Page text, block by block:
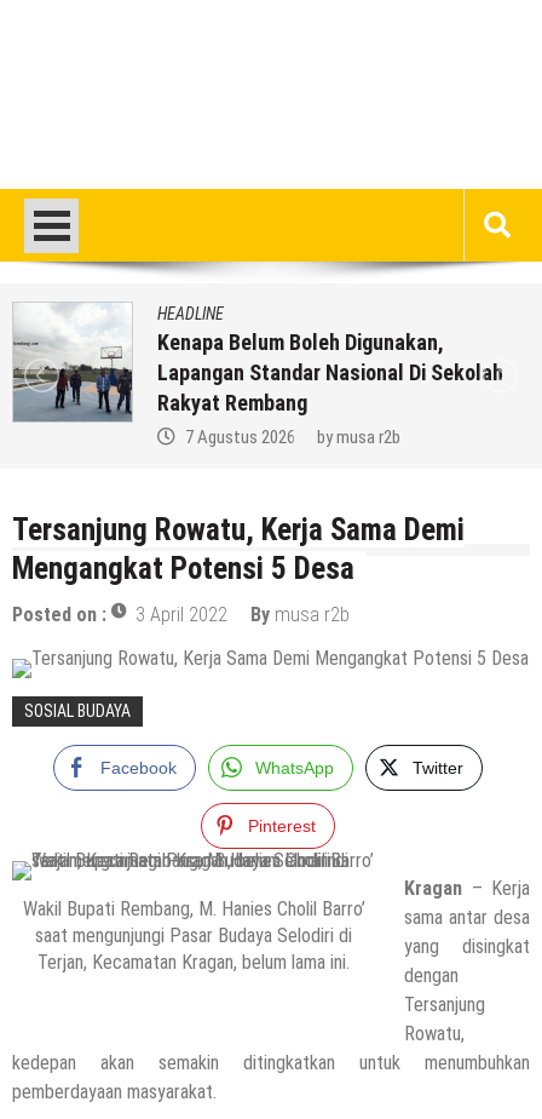
HEADLINE
Kenapa Belum Boleh Digunakan,
Lapangan Standar Nasional Di Sekolah
Rakyat Rembang
7 Agustus 2026 bymusa r2b
Tersanjung Rowatu, Kerja Sama Demi
Mengangkat Potensi 5 Desa
Posted on : 3 April 2022 By musa r2b
SOSIAL BUDAYA
Facebook WhatsApp Twitter
Pinterest
Wakil Bupati Rembang, M. Hanies Cholil Barro’
saat mengunjungi Pasar Budaya Selodiri di
Terjan, Kecamatan Kragan, belum lama ini.
Kragan – Kerja
sama antar desa
yang disingkat
dengan
Tersanjung
Rowatu,
kedepan akan semakin ditingkatkan untuk menumbuhkan
pemberdayaan masyarakat.